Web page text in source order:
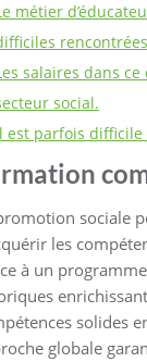
métier
salaires dans
social.
est parfois
sociale
les
à un
solides
globale